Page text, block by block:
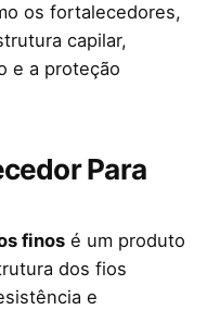
os fortalecedores,
capilar,
e a proteção
Para
finosé um produto
dos fios
e